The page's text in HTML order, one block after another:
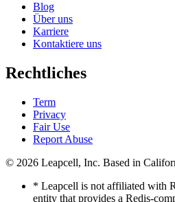
Blog
Über uns
Karriere
Kontaktiere uns
Rechtliches
Term
Privacy
Fair Use
Report Abuse
© 2026 Leapcell, Inc. Based in
* Leapcell is not affiliated with
entity that provides a Redis-